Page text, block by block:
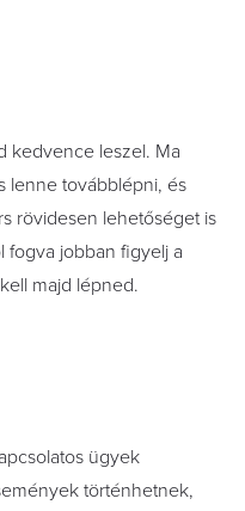
kedvence leszel. Ma
lenne továbblépni, és
rövidesen lehetőséget is
fogva jobban figyelj a
majd lépned.
ügyek
történhetnek,